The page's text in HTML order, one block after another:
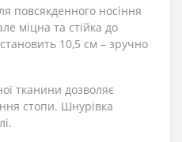
повсякденного носіння
міцна та стійка до
10,5 см – зручно
тканини дозволяє
стопи. Шнурівка